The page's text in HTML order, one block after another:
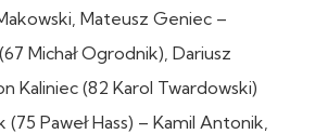
Mateusz Geniec –
Michał Ogrodnik), Dariusz
Kaliniec (82 Karol Twardowski)
Paweł Hass) – Kamil Antonik,